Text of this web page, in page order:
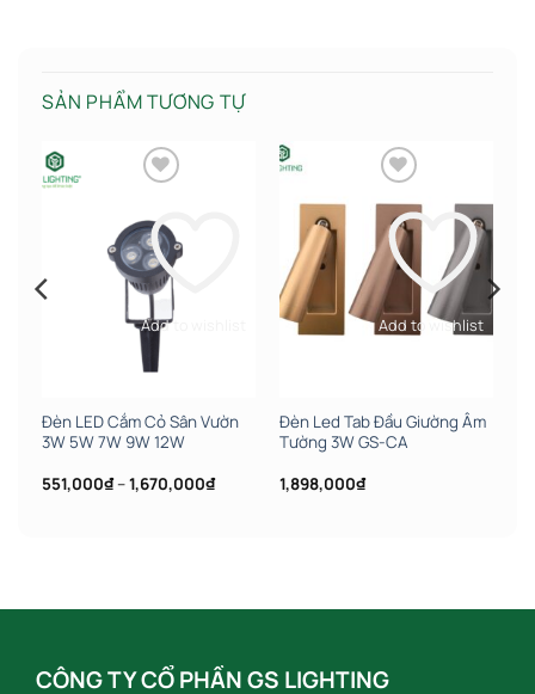
SẢN PHẨM TƯƠNG TỰ
Add to wishlist
Đèn LED Cắm Cỏ Sân Vườn
3W 5W 7W 9W 12W
551,000₫–1,670,000₫Khoảng
Add to wishlist
Đèn Led Tab Đầu Giường Âm
Tường 3W GS-CA
1,898,000₫
CÔNG TY CỔ PHẦN GS LIGHTING